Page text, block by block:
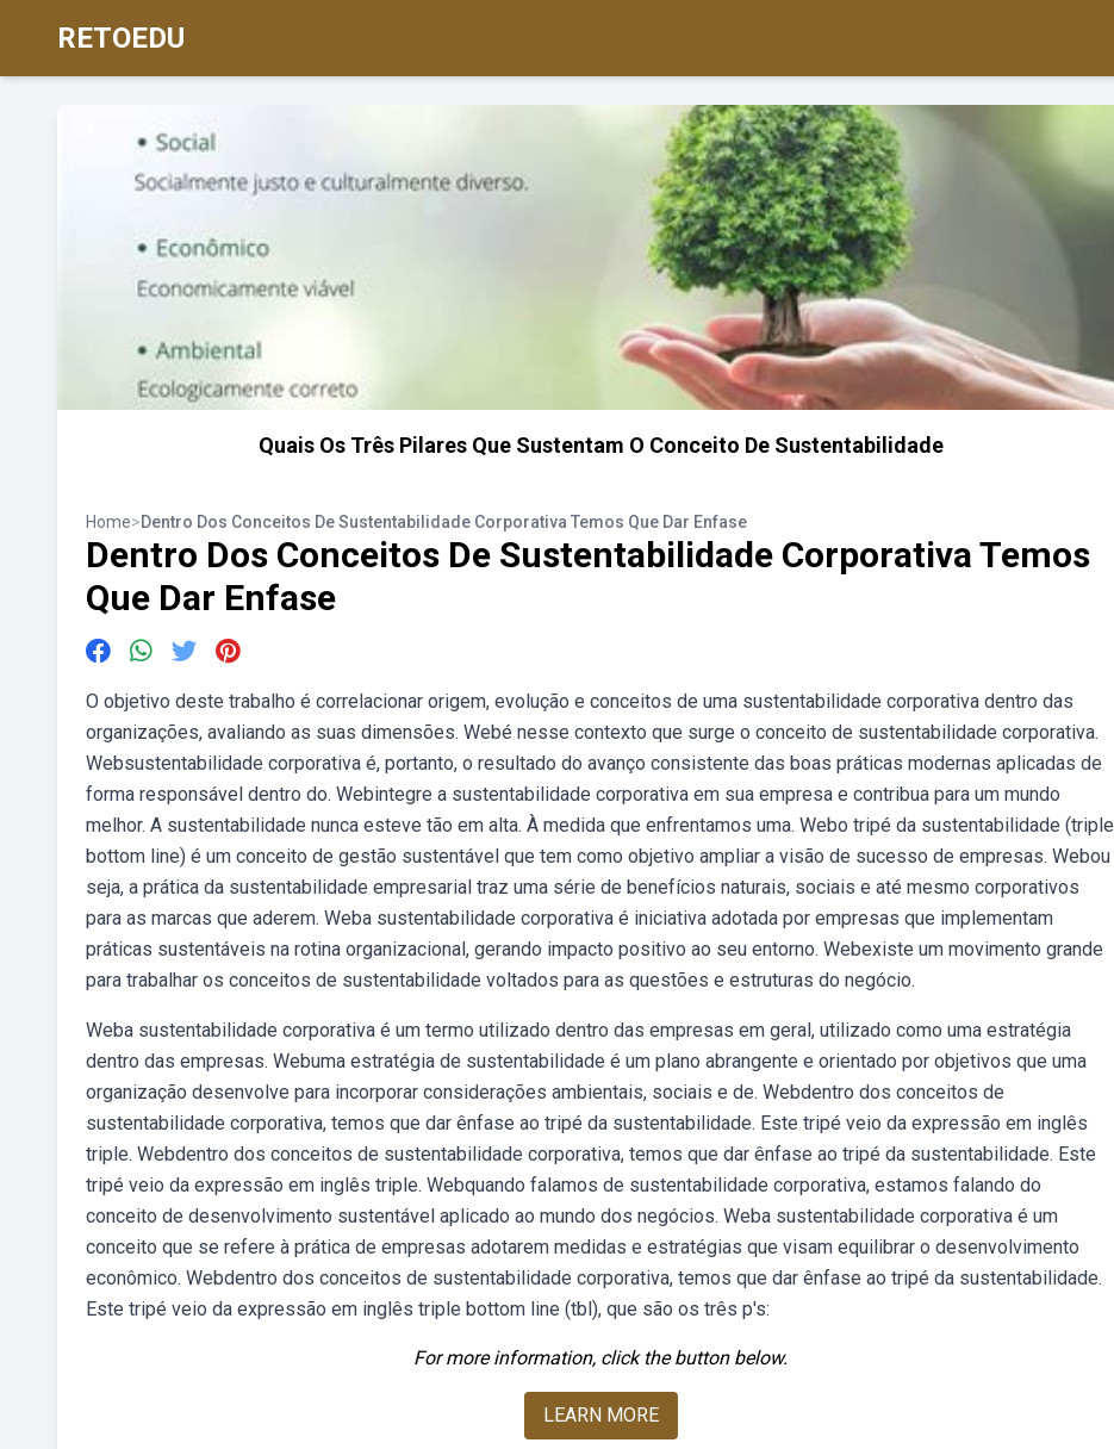
RETOEDU
Quais Os Três Pilares Que Sustentam O Conceito De Sustentabilidade
Home>Dentro Dos Conceitos De Sustentabilidade Corporativa Temos Que Dar Enfase
Dentro Dos Conceitos De Sustentabilidade Corporativa Temos
Que Dar Enfase
O objetivo deste trabalho é correlacionar origem, evolução e conceitos de uma sustentabilidade corporativa dentro das
organizações, avaliando as suas dimensões. Webé nesse contexto que surge o conceito de sustentabilidade corporativa.
Websustentabilidade corporativa é, portanto, o resultado do avanço consistente das boas práticas modernas aplicadas de
forma responsável dentro do. Webintegre a sustentabilidade corporativa em sua empresa e contribua para um mundo
melhor. A sustentabilidade nunca esteve tão em alta. À medida que enfrentamos uma. Webo tripé da sustentabilidade (triple
bottom line) é um conceito de gestão sustentável que tem como objetivo ampliar a visão de sucesso de empresas. Webou
seja, a prática da sustentabilidade empresarial traz uma série de benefícios naturais, sociais e até mesmo corporativos
para as marcas que aderem. Weba sustentabilidade corporativa é iniciativa adotada por empresas que implementam
práticas sustentáveis na rotina organizacional, gerando impacto positivo ao seu entorno. Webexiste um movimento grande
para trabalhar os conceitos de sustentabilidade voltados para as questões e estruturas do negócio.
Weba sustentabilidade corporativa é um termo utilizado dentro das empresas em geral, utilizado como uma estratégia
dentro das empresas. Webuma estratégia de sustentabilidade é um plano abrangente e orientado por objetivos que uma
organização desenvolve para incorporar considerações ambientais, sociais e de. Webdentro dos conceitos de
sustentabilidade corporativa, temos que dar ênfase ao tripé da sustentabilidade. Este tripé veio da expressão em inglês
triple. Webdentro dos conceitos de sustentabilidade corporativa, temos que dar ênfase ao tripé da sustentabilidade. Este
tripé veio da expressão em inglês triple. Webquando falamos de sustentabilidade corporativa, estamos falando do
conceito de desenvolvimento sustentável aplicado ao mundo dos negócios. Weba sustentabilidade corporativa é um
conceito que se refere à prática de empresas adotarem medidas e estratégias que visam equilibrar o desenvolvimento
econômico. Webdentro dos conceitos de sustentabilidade corporativa, temos que dar ênfase ao tripé da sustentabilidade.
Este tripé veio da expressão em inglês triple bottom line (tbl), que são os três p's:
For more information, click the button below.
LEARN MORE